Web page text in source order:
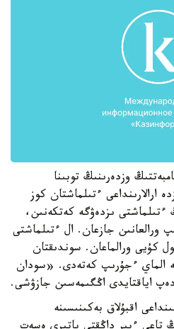
وزدەرىنىڭ توبىنا
ارالارىنداعى ءتىلماشتان كوز
ءتىلماشتى ىزدەۋگە كەتكەنىن،
ورالعانىن جازعان. ال ءتىلماشتى
كۇيى ورالماعان. سوندىقتان
الماي ءجۇرىپ كەتەدى. «سودان
اياقتايدى اڭگىمەسىن جازۋشى.
اقبۇلاق بەكىنىسىنە